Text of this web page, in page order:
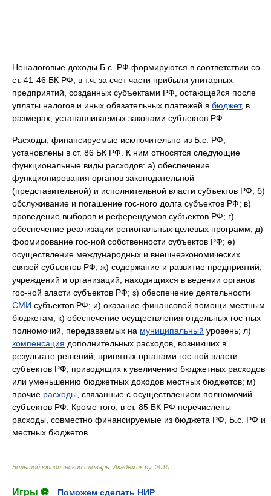
Неналоговые доходы Б.с. РФ формируются в соответствии со
ст. 41-46 БК РФ, в т.ч. за счет части прибыли унитарных
предприятий, созданных субъектами РФ, остающейся после
уплаты налогов и иных обязательных платежей в бюджет, в
размерах, устанавливаемых законами субъектов РФ.
Расходы, финансируемые исключительно из Б.с. РФ,
установлены в ст. 86 БК РФ. К ним относятся следующие
функциональные виды расходов: а) обеспечение
функционирования органов законодательной
(представительной) и исполнительной власти субъектов РФ; б)
обслуживание и погашение гос-ного долга субъектов РФ; в)
проведение выборов и референдумов субъектов РФ; г)
обеспечение реализации региональных целевых программ; д)
формирование гос-ной собственности субъектов РФ; е)
осуществление международных и внешнеэкономических
связей субъектов РФ; ж) содержание и развитие предприятий,
учреждений и организаций, находящихся в ведении органов
гос-ной власти субъектов РФ; з) обеспечение деятельности
СМИ субъектов РФ; и) оказание финансовой помощи местным
бюджетам; к) обеспечение осуществления отдельных гос-ных
полномочий, передаваемых на муниципальный уровень; л)
компенсация дополнительных расходов, возникших в
результате решений, принятых органами гос-ной власти
субъектов РФ, приводящих к увеличению бюджетных расходов
или уменьшению бюджетных доходов местных бюджетов; м)
прочие расходы , связанные с осуществлением полномочий
субъектов РФ. Кроме того, в ст. 85 БК РФ перечислены
расходы, совместно финансируемые из бюджета РФ, Б.с. РФ и
местных бюджетов.
Большой юридический словарь Академик.ру. 2010
Игры ⚽ Поможем сделать НИР